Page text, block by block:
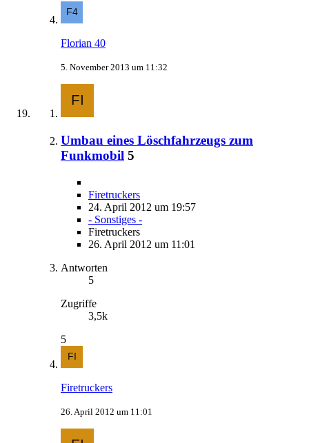
Florian 40
5. November 2013 um 11:32
Umbau eines Löschfahrzeugs zum
Funkmobil 5
Firetruckers
24. April 2012 um 19:57
- Sonstiges -
Firetruckers
26. April 2012 um 11:01
Antworten
5
Zugriffe
3,5k
5
Firetruckers
26. April 2012 um 11:01